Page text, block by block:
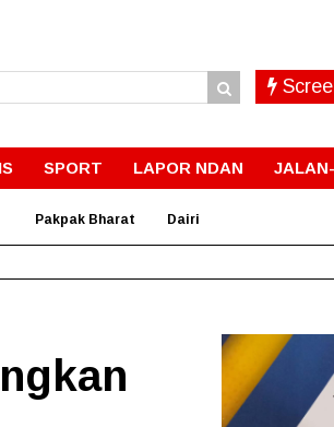
SPORT LAPOR NDAN
Pakpak Bharat Dairi